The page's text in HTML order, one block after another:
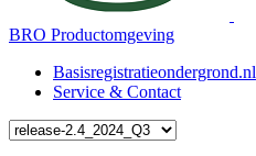
BRO Productomgeving
Basisregistratieondergrond.nl
Service & Contact